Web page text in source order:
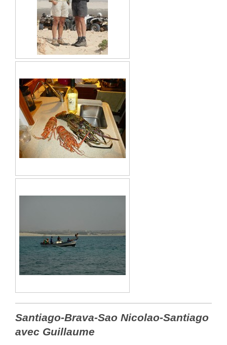
Santiago-Brava-Sao Nicolao-Santiago
avec Guillaume